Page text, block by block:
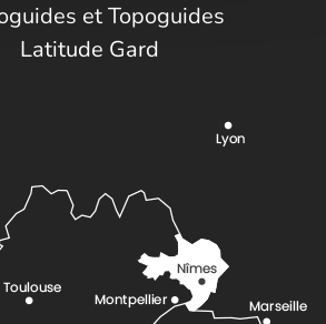
et Topoguides
Latitude Gard